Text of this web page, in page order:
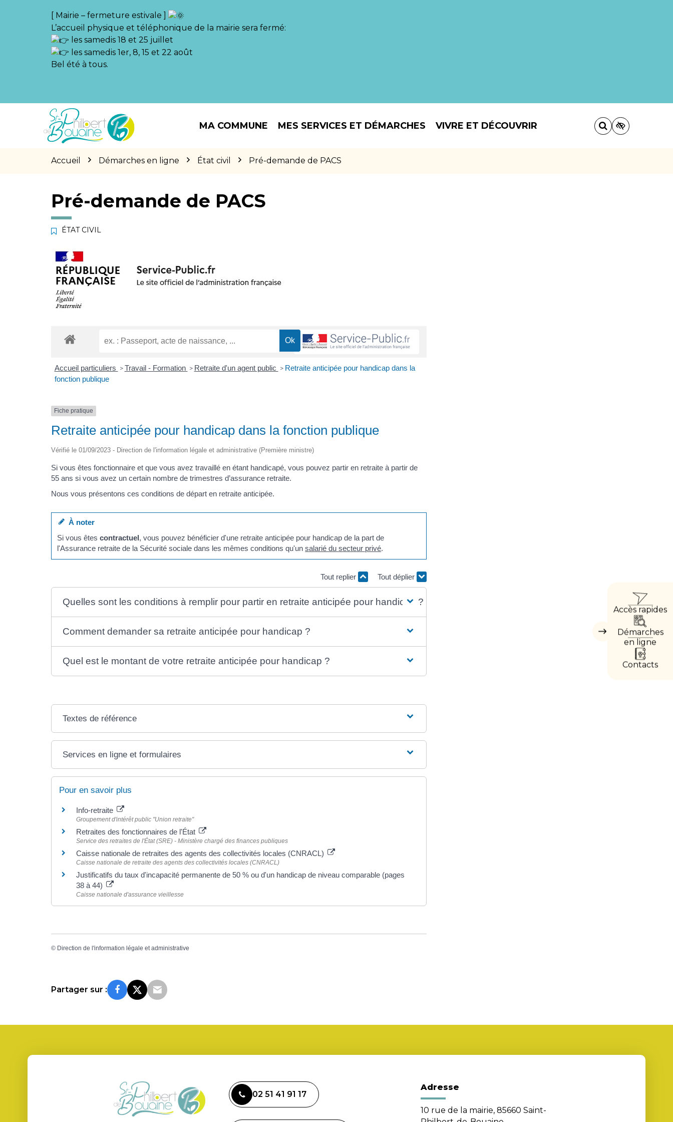
[ Mairie – fermeture estivale ]
L’accueil physique et téléphonique de la mairie sera fermé:
les samedis 18 et 25 juillet
les samedis 1er, 8, 15 et 22 août
Bel été à tous.
MA COMMUNE MES SERVICES ET DÉMARCHES VIVRE ET DÉCOUVRIR
Accueil Démarches en ligne État civil Pré-demande de PACS
Masquer
Accès rapides
Démarches
en ligne
Contacts
Pré-demande de PACS
ÉTAT CIVIL
Accueil particuliers > Travail - Formation > Retraite d'un agent public > Retraite anticipée pour handicap dans la
fonction publique
Fiche pratique
Retraite anticipée pour handicap dans la fonction publique
Vérifié le 01/09/2023 - Direction de l'information légale et administrative (Première ministre)
Si vous êtes fonctionnaire et que vous avez travaillé en étant handicapé, vous pouvez partir en retraite à partir de
55 ans si vous avez un certain nombre de trimestres d’assurance retraite.
Nous vous présentons ces conditions de départ en retraite anticipée.
À noter
Si vous êtescontractuel, vous pouvez bénéficier d'une retraite anticipée pour handicap de la part de
l'Assurance retraite de la Sécurité sociale dans les mêmes conditions qu'unsalarié du secteur privé.
Tout replier Tout déplier
Quelles sont les conditions à remplir pour partir en retraite anticipée pour handicap ?
Comment demander sa retraite anticipée pour handicap ?
Quel est le montant de votre retraite anticipée pour handicap ?
Textes de référence
Services en ligne et formulaires
Pour en savoir plus
Info-retraite
Groupement d'intérêt public "Union retraite"
Retraites des fonctionnaires de l'État
Service des retraites de l'État (SRE) - Ministère chargé des finances publiques
Caisse nationale de retraites des agents des collectivités locales (CNRACL)
Caisse nationale de retraite des agents des collectivités locales (CNRACL)
Justificatifs du taux d'incapacité permanente de 50 % ou d'un handicap de niveau comparable (pages
38 à 44)
Caisse nationale d'assurance vieillesse
© Direction de l'information légale et administrative
Partager sur :
02 51 41 91 17
Adresse
10 rue de la mairie, 85660 Saint-